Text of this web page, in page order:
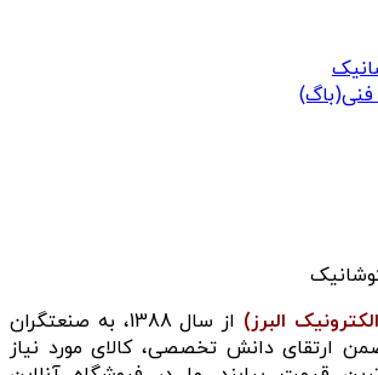
البرز)
از سال 1388، به صنعتگران
ارتقای دانش تخصصی، کالای مورد نیاز